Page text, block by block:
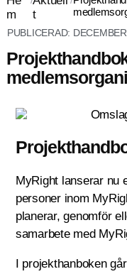
m
t
PUBLICERAD:
MyRight lanserar nu
personer inom
planerar, genomför
samarbete med
I projekthanboken